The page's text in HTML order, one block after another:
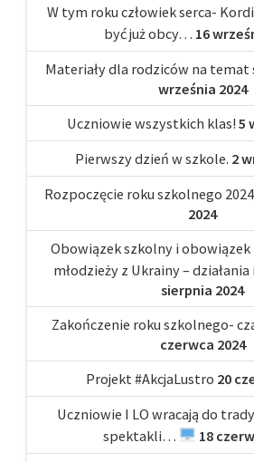
W tym roku człowiek serca-
być już obcy… 16
Materiały dla rodziców na temat
września 2024
Uczniowie wszystkich klas! 5
Pierwszy dzień w szkole. 2
Rozpoczęcie roku szkolnego
2024
Obowiązek szkolny i obowiązek
młodzieży z Ukrainy –
sierpnia 2024
Zakończenie roku szkolnego-
czerwca 2024
Projekt #AkcjaLustro 20
Uczniowie I LO wracają do
spektakli…
18